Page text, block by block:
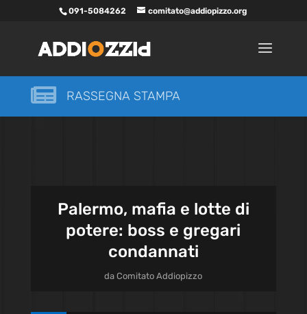
091-5084262 comitato@addiopizzo.org
 RASSEGNA STAMPA
Palermo, mafia e lotte di
potere: boss e gregari
condannati
daComitato Addiopizzo